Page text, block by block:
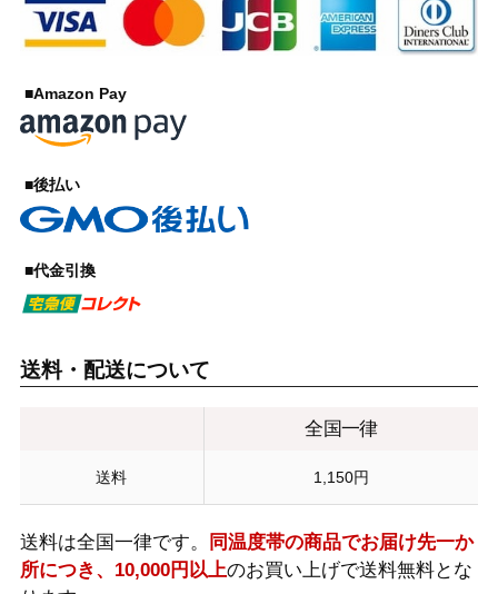
■Amazon Pay
■後払い
■代金引換
送料・配送について
全国一律
送料 1,150円
送料は全国一律です。
同温度帯の商品でお届け先一か
所につき、10,000円以上のお買い上げで送料無料とな